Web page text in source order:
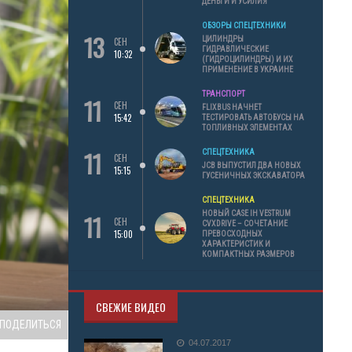
13
СЕН
10:32
ОБЗОРЫ СПЕЦТЕХНИКИ
ЦИЛИНДРЫ
ГИДРАВЛИЧЕСКИЕ
(ГИДРОЦИЛИНДРЫ) И ИХ
ПРИМЕНЕНИЕ В УКРАИНЕ
11
СЕН
15:42
ТРАНСПОРТ
FLIXBUS НАЧНЕТ
ТЕСТИРОВАТЬ АВТОБУСЫ НА
ТОПЛИВНЫХ ЭЛЕМЕНТАХ
11
СЕН
15:15
СПЕЦТЕХНИКА
JCB ВЫПУСТИЛ ДВА НОВЫХ
ГУСЕНИЧНЫХ ЭКСКАВАТОРА
11
СЕН
15:00
СПЕЦТЕХНИКА
НОВЫЙ CASE IH VESTRUM
CVXDRIVE – СОЧЕТАНИЕ
ПРЕВОСХОДНЫХ
ХАРАКТЕРИСТИК И
КОМПАКТНЫХ РАЗМЕРОВ
СВЕЖИЕ ВИДЕО
04.07.2017